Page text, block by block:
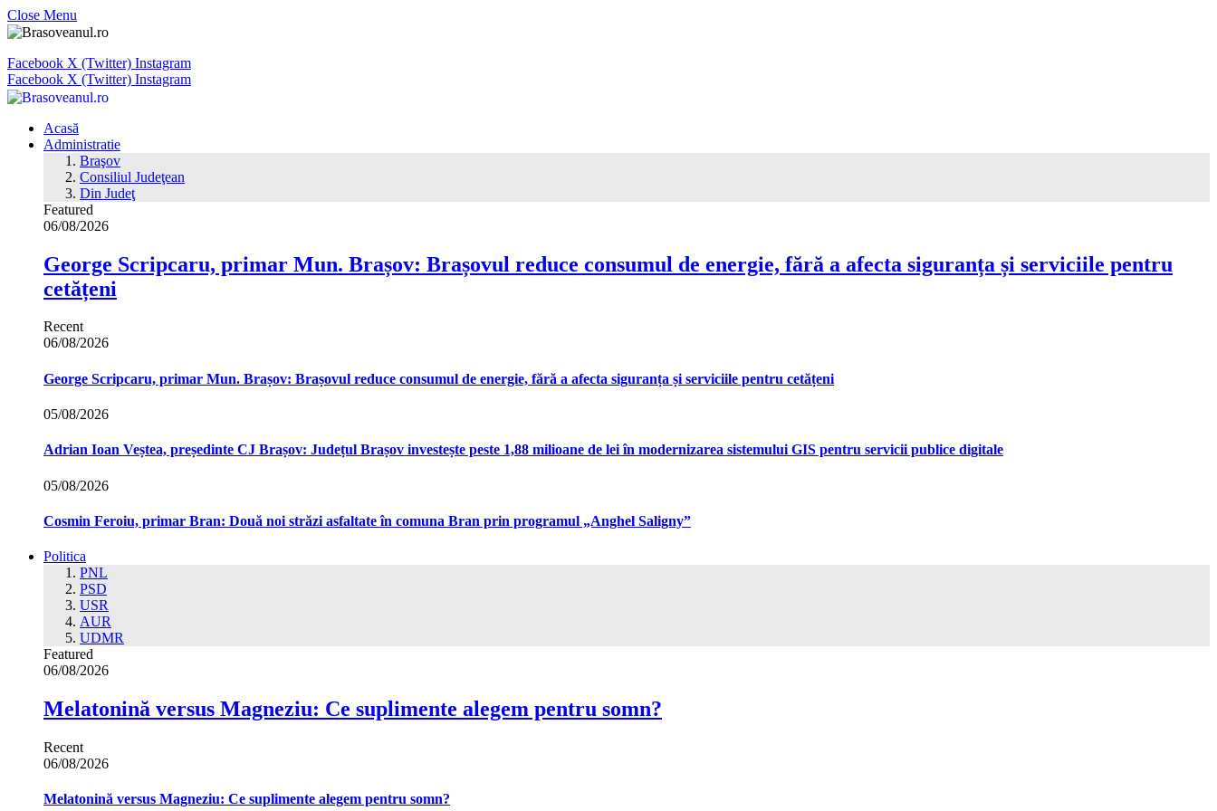
Close Menu
Facebook X (Twitter) Instagram
Facebook X (Twitter) Instagram
Acasă
Administratie
Braşov
Consiliul Judeţean
Din Judeţ
Featured
06/08/2026
George Scripcaru, primar Mun. Brașov: Brașovul reduce consumul de energie, fără a afecta siguranța și serviciile pentru
cetățeni
Recent
06/08/2026
George Scripcaru, primar Mun. Brașov: Brașovul reduce consumul de energie, fără a afecta siguranța și serviciile pentru cetățeni
05/08/2026
Adrian Ioan Veștea, președinte CJ Brașov: Județul Brașov investește peste 1,88 milioane de lei în modernizarea sistemului GIS pentru servicii publice digitale
05/08/2026
Cosmin Feroiu, primar Bran: Două noi străzi asfaltate în comuna Bran prin programul „Anghel Saligny”
Politica
PNL
PSD
USR
AUR
UDMR
Featured
06/08/2026
Melatonină versus Magneziu: Ce suplimente alegem pentru somn?
Recent
06/08/2026
Melatonină versus Magneziu: Ce suplimente alegem pentru somn?